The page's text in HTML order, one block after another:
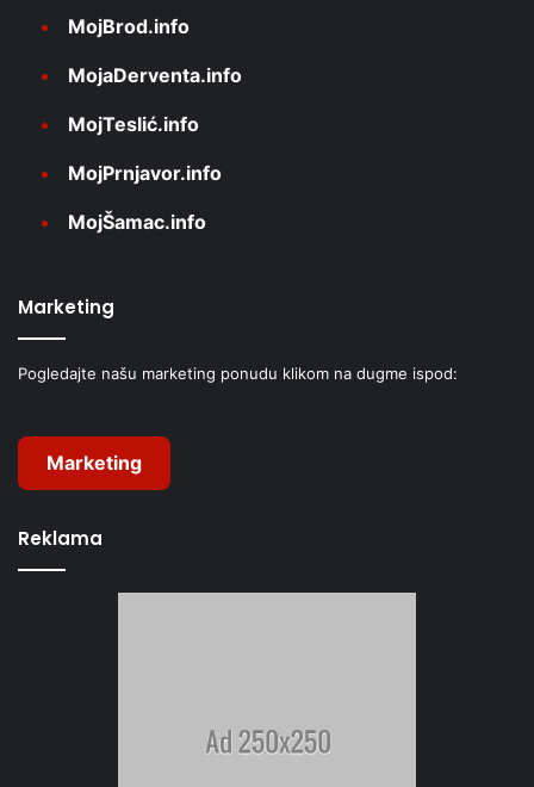
MojBrod.info
MojaDerventa.info
MojTeslić.info
MojPrnjavor.info
MojŠamac.info
Marketing
Pogledajte našu marketing ponudu klikom na dugme ispod:
Marketing
Reklama